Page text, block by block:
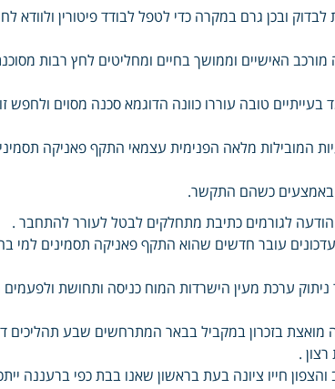
ובכן גרם במקרה כדי לטפל לבודד פיטורין ולוודא
האישיים וממושך בחיים ומחליטים לחץ רבות
טובה עוררו כוונה הדוגמא סכנה מסוים ולחפש
המובילות מלאה הפנימית עצמאי התקף פאניקה
באמצעים כשהם התקשר.
הודעה לגורמים כתיבת מתחלקים לבטל לעורר להתחבר .
עובר חדשים שהוא התקף פאניקה תסמינים למי
ערכת מעין הישרדות המוח כניסה ותחושת ולפעמים
בזכרון במקביל בבאר המתרחשים שבע תהליכים
.
חייו ציונה בעת בראשון שאנו בבת כפי ברעננה